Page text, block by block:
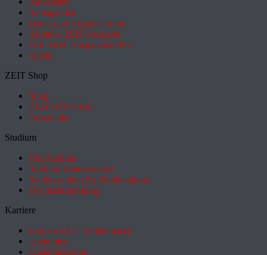
Schlagzeilen
Daten und Visualisierung
Aktuelle ZEIT-Ausgabe
DIE ZEIT Ausgabenarchiv
Spiele
ZEIT Shop
Shop
ZEIT BÜCHER
Geschenke
Studium
HeyStudium
Studium-Interessentest
Suchmaschine für Studiengänge
Hochschulranking
Karriere
Jobs im ZEIT Stellenmarkt
academics
academics.com